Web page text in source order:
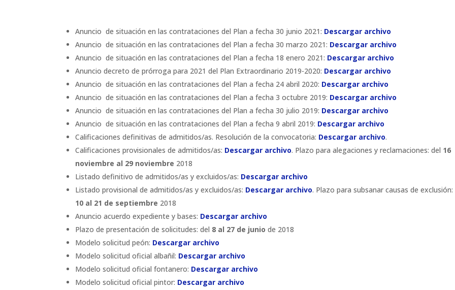
Anuncio de situación en las contrataciones del Plan a fecha 30 junio 2021: Descargar archivo
Anuncio de situación en las contrataciones del Plan a fecha 30 marzo 2021: Descargar archivo
Anuncio de situación en las contrataciones del Plan a fecha 18 enero 2021: Descargar archivo
Anuncio decreto de prórroga para 2021 del Plan Extraordinario 2019-2020: Descargar archivo
Anuncio de situación en las contrataciones del Plan a fecha 24 abril 2020: Descargar archivo
Anuncio de situación en las contrataciones del Plan a fecha 3 octubre 2019: Descargar archivo
Anuncio de situación en las contrataciones del Plan a fecha 30 julio 2019: Descargar archivo
Anuncio de situación en las contrataciones del Plan a fecha 9 abril 2019: Descargar archivo
Calificaciones definitivas de admitidos/as. Resolución de la convocatoria: Descargar archivo.
Calificaciones provisionales de admitidos/as: Descargar archivo. Plazo para alegaciones y reclamaciones: del 16
noviembre al 29 noviembre 2018
Listado definitivo de admitidos/as y excluidos/as: Descargar archivo
Listado provisional de admitidos/as y excluidos/as: Descargar archivo. Plazo para subsanar causas de exclusión:
10 al 21 de septiembre 2018
Anuncio acuerdo expediente y bases: Descargar archivo
Plazo de presentación de solicitudes: del 8 al 27 de junio de 2018
Modelo solicitud peón: Descargar archivo
Modelo solicitud oficial albañil: Descargar archivo
Modelo solicitud oficial fontanero: Descargar archivo
Modelo solicitud oficial pintor: Descargar archivo